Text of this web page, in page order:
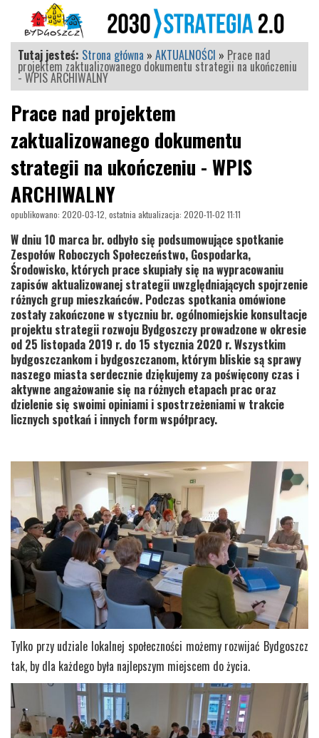
Tutaj jesteś: Strona główna » AKTUALNOŚCI » Prace nad
projektem zaktualizowanego dokumentu strategii na ukończeniu
- WPIS ARCHIWALNY
Prace nad projektem
zaktualizowanego dokumentu
strategii na ukończeniu - WPIS
ARCHIWALNY
opublikowano: 2020-03-12, ostatnia aktualizacja: 2020-11-02 11:11
W dniu 10 marca br. odbyło się podsumowujące spotkanie
Zespołów Roboczych Społeczeństwo, Gospodarka,
Środowisko, których prace skupiały się na wypracowaniu
zapisów aktualizowanej strategii uwzględniających spojrzenie
różnych grup mieszkańców. Podczas spotkania omówione
zostały zakończone w styczniu br. ogólnomiejskie konsultacje
projektu strategii rozwoju Bydgoszczy prowadzone w okresie
od 25 listopada 2019 r. do 15 stycznia 2020 r. Wszystkim
bydgoszczankom i bydgoszczanom, którym bliskie są sprawy
naszego miasta serdecznie dziękujemy za poświęcony czas i
aktywne angażowanie się na różnych etapach prac oraz
dzielenie się swoimi opiniami i spostrzeżeniami w trakcie
licznych spotkań i innych form współpracy.
Tylko przy udziale lokalnej społeczności możemy rozwijać Bydgoszcz
tak, by dla każdego była najlepszym miejscem do życia.